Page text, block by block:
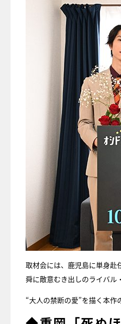
取材会には、鹿児島に単身赴
舜に敵意むき出しのライバル
“大人の禁断の愛”を描く本作